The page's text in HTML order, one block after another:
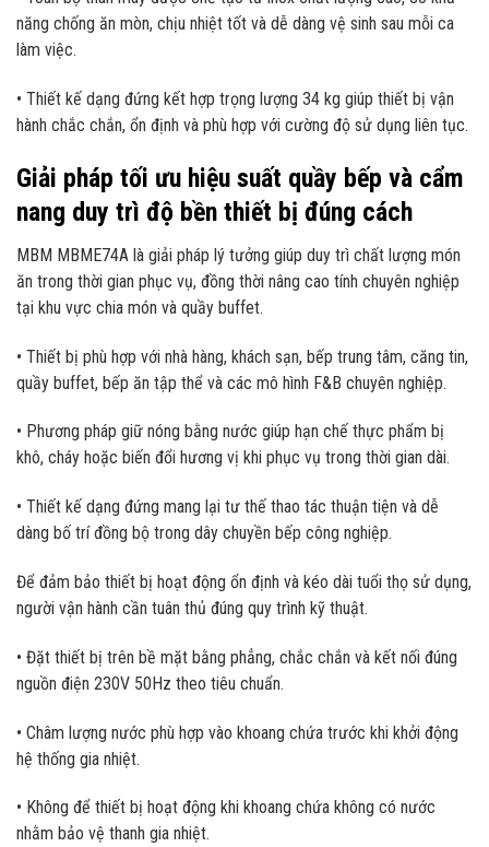
năng chống ăn mòn, chịu nhiệt tốt và dễ dàng vệ sinh sau mỗi ca
làm việc.
• Thiết kế dạng đứng kết hợp trọng lượng 34 kg giúp thiết bị vận
hành chắc chắn, ổn định và phù hợp với cường độ sử dụng liên tục.
Giải pháp tối ưu hiệu suất quầy bếp và cẩm
nang duy trì độ bền thiết bị đúng cách
MBM MBME74A là giải pháp lý tưởng giúp duy trì chất lượng món
ăn trong thời gian phục vụ, đồng thời nâng cao tính chuyên nghiệp
tại khu vực chia món và quầy buffet.
• Thiết bị phù hợp với nhà hàng, khách sạn, bếp trung tâm, căng tin,
quầy buffet, bếp ăn tập thể và các mô hình F&B chuyên nghiệp.
• Phương pháp giữ nóng bằng nước giúp hạn chế thực phẩm bị
khô, cháy hoặc biến đổi hương vị khi phục vụ trong thời gian dài.
• Thiết kế dạng đứng mang lại tư thế thao tác thuận tiện và dễ
dàng bố trí đồng bộ trong dây chuyền bếp công nghiệp.
Để đảm bảo thiết bị hoạt động ổn định và kéo dài tuổi thọ sử dụng,
người vận hành cần tuân thủ đúng quy trình kỹ thuật.
• Đặt thiết bị trên bề mặt bằng phẳng, chắc chắn và kết nối đúng
nguồn điện 230V 50Hz theo tiêu chuẩn.
• Châm lượng nước phù hợp vào khoang chứa trước khi khởi động
hệ thống gia nhiệt.
• Không để thiết bị hoạt động khi khoang chứa không có nước
nhằm bảo vệ thanh gia nhiệt.